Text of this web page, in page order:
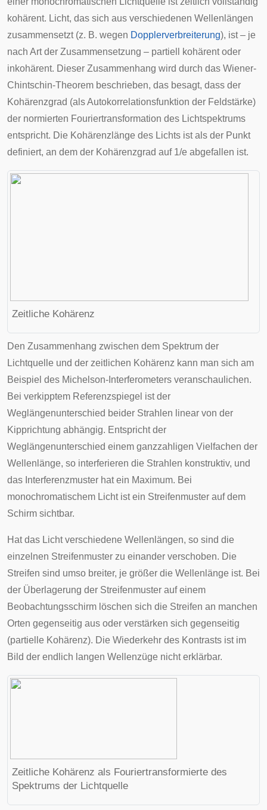
kohärent. Licht, das sich aus verschiedenen Wellenlängen
zusammensetzt (z. B. wegen Dopplerverbreiterung), ist – je
nach Art der Zusammensetzung – partiell kohärent oder
inkohärent. Dieser Zusammenhang wird durch das Wiener-
Chintschin-Theorem beschrieben, das besagt, dass der
Kohärenzgrad (als Autokorrelationsfunktion der Feldstärke)
der normierten Fouriertransformation des Lichtspektrums
entspricht. Die Kohärenzlänge des Lichts ist als der Punkt
definiert, an dem der Kohärenzgrad auf 1/e abgefallen ist.
Zeitliche Kohärenz
Den Zusammenhang zwischen dem Spektrum der
Lichtquelle und der zeitlichen Kohärenz kann man sich am
Beispiel des Michelson-Interferometers veranschaulichen.
Bei verkipptem Referenzspiegel ist der
Weglängenunterschied beider Strahlen linear von der
Kipprichtung abhängig. Entspricht der
Weglängenunterschied einem ganzzahligen Vielfachen der
Wellenlänge, so interferieren die Strahlen konstruktiv, und
das Interferenzmuster hat ein Maximum. Bei
monochromatischem Licht ist ein Streifenmuster auf dem
Schirm sichtbar.
Hat das Licht verschiedene Wellenlängen, so sind die
einzelnen Streifenmuster zu einander verschoben. Die
Streifen sind umso breiter, je größer die Wellenlänge ist. Bei
der Überlagerung der Streifenmuster auf einem
Beobachtungsschirm löschen sich die Streifen an manchen
Orten gegenseitig aus oder verstärken sich gegenseitig
(partielle Kohärenz). Die Wiederkehr des Kontrasts ist im
Bild der endlich langen Wellenzüge nicht erklärbar.
Zeitliche Kohärenz als Fouriertransformierte des
Spektrums der Lichtquelle